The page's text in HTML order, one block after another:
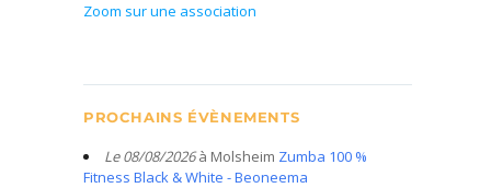
Zoom sur une association
PROCHAINS ÉVÈNEMENTS
Le 08/08/2026à Molsheim Zumba 100 %
Fitness Black & White - Beoneema